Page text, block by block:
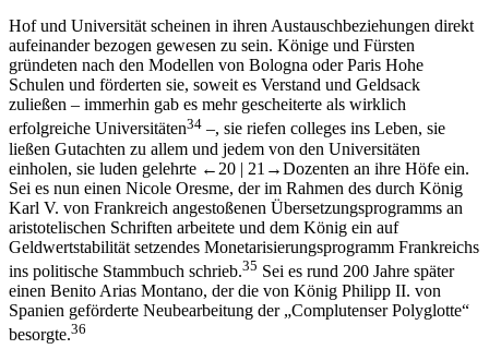
Hof und Universität scheinen in ihren Austauschbeziehungen direkt
aufeinander bezogen gewesen zu sein. Könige und Fürsten
gründeten nach den Modellen von Bologna oder Paris Hohe
Schulen und förderten sie, soweit es Verstand und Geldsack
zuließen – immerhin gab es mehr gescheiterte als wirklich
erfolgreiche Universitäten34 –, sie riefen colleges ins Leben, sie
ließen Gutachten zu allem und jedem von den Universitäten
einholen, sie luden gelehrte ←20 | 21→Dozenten an ihre Höfe ein.
Sei es nun einen Nicole Oresme, der im Rahmen des durch König
Karl V. von Frankreich angestoßenen Übersetzungsprogramms an
aristotelischen Schriften arbeitete und dem König ein auf
Geldwertstabilität setzendes Monetarisierungsprogramm Frankreichs
ins politische Stammbuch schrieb.35 Sei es rund 200 Jahre später
einen Benito Arias Montano, der die von König Philipp II. von
Spanien geförderte Neubearbeitung der „Complutenser Polyglotte“
besorgte.36